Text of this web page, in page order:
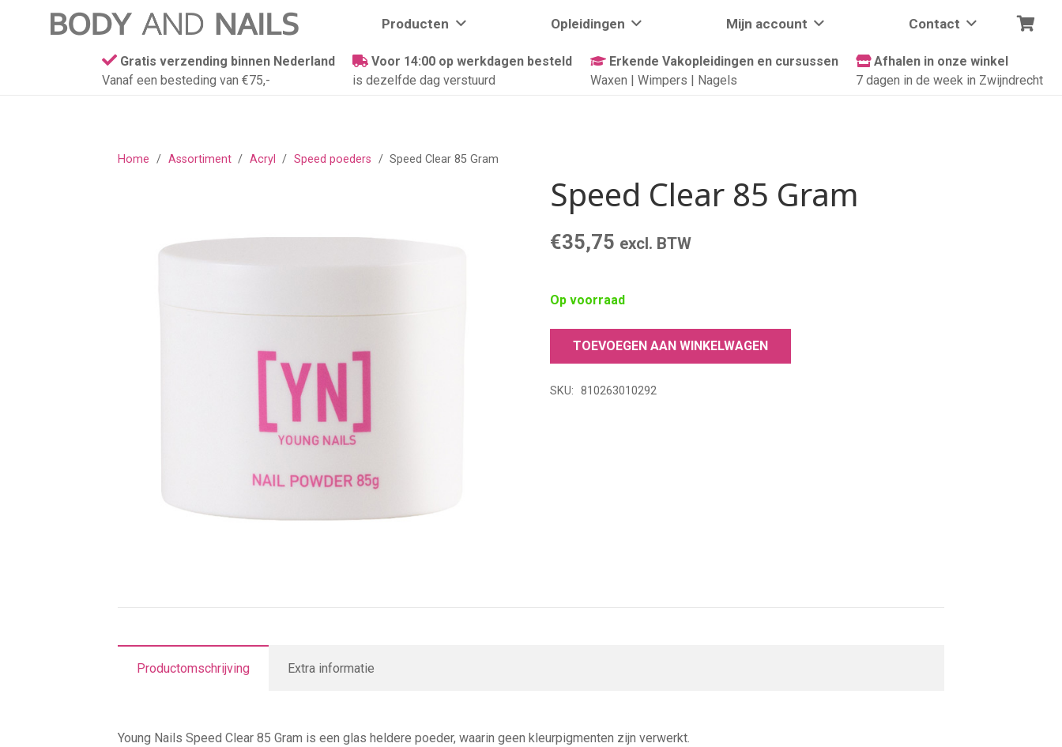
Producten Opleidingen Mijn account Contact
Gratis verzending binnen Nederland
Vanaf een besteding van €75,-
Voor 14:00 op werkdagen besteld
is dezelfde dag verstuurd
Erkende Vakopleidingen en cursussen
Waxen | Wimpers | Nagels
Afhalen in onze winkel
7 dagen in de week in Zwijndrecht
Home / Assortiment / Acryl / Speed poeders / Speed Clear 85 Gram
Speed Clear 85 Gram
€35,75 excl. BTW
Op voorraad
Speed
85
TOEVOEGEN AAN WINKELWAGEN
SKU: 810263010292
Productomschrijving Extra informatie
Young Nails Speed Clear 85 Gram is een glas heldere poeder, waarin geen kleurpigmenten zijn verwerkt.